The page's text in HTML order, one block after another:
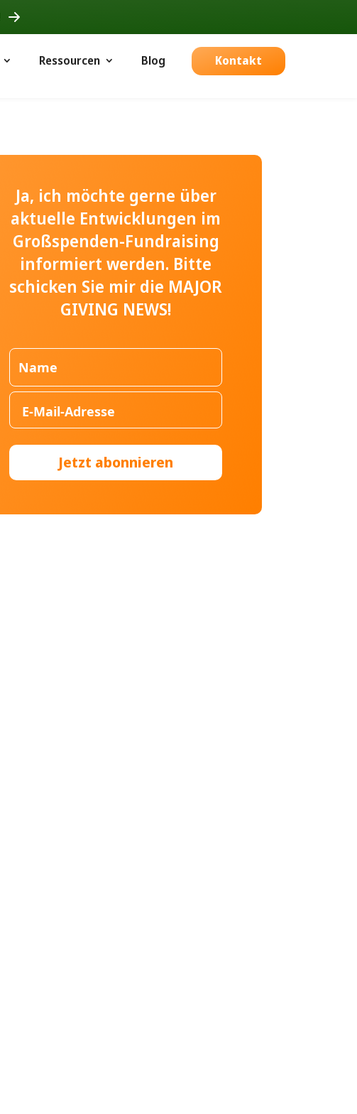
Ressourcen Blog Kontakt
Ja, ich möchte gerne über
aktuelle Entwicklungen im
Großspenden-Fundraising
informiert werden. Bitte
schicken Sie mir die MAJOR
GIVING NEWS!
Jetzt abonnieren